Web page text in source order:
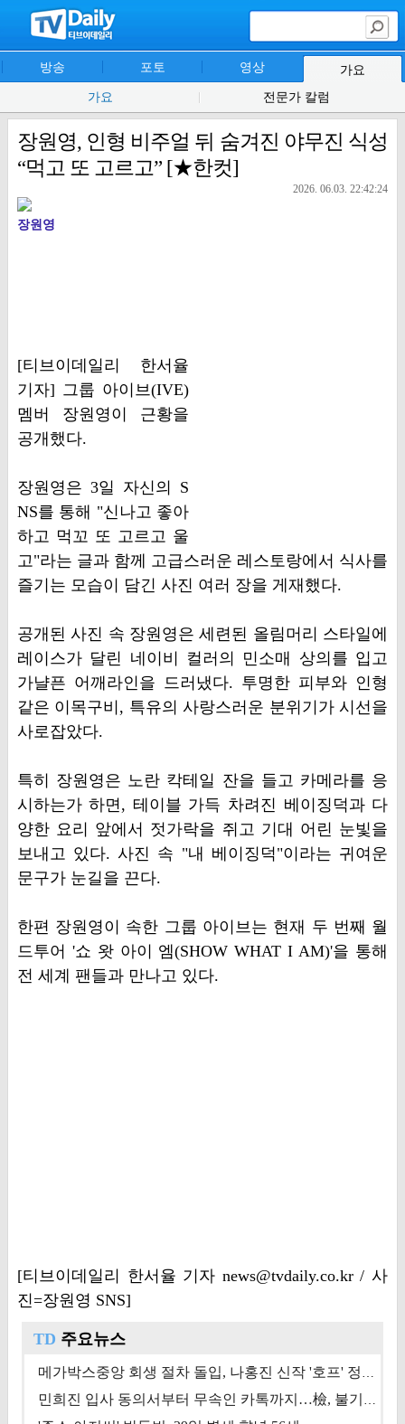
방송 포토 영상
가요
가요
전문가 칼럼
장원영, 인형 비주얼 뒤 숨겨진 야무진 식성
“먹고 또 고르고” [★한컷]
2026. 06.03. 22:42:24
장원영
[티브이데일리 한서율
기자] 그룹 아이브(IVE)
멤버 장원영이 근황을
공개했다.
장원영은 3일 자신의 S
NS를 통해 "신나고 좋아
하고 먹꼬 또 고르고 울
고"라는 글과 함께 고급스러운 레스토랑에서 식사를
즐기는 모습이 담긴 사진 여러 장을 게재했다.
공개된 사진 속 장원영은 세련된 올림머리 스타일에
레이스가 달린 네이비 컬러의 민소매 상의를 입고
가냘픈 어깨라인을 드러냈다. 투명한 피부와 인형
같은 이목구비, 특유의 사랑스러운 분위기가 시선을
사로잡았다.
특히 장원영은 노란 칵테일 잔을 들고 카메라를 응
시하는가 하면, 테이블 가득 차려진 베이징덕과 다
양한 요리 앞에서 젓가락을 쥐고 기대 어린 눈빛을
보내고 있다. 사진 속 "내 베이징덕"이라는 귀여운
문구가 눈길을 끈다.
한편 장원영이 속한 그룹 아이브는 현재 두 번째 월
드투어 '쇼 왓 아이 엠(SHOW WHAT I AM)'을 통해
전 세계 팬들과 만나고 있다.
[티브이데일리 한서율 기자 news@tvdaily.co.kr / 사
진=장원영 SNS]
TD 주요뉴스